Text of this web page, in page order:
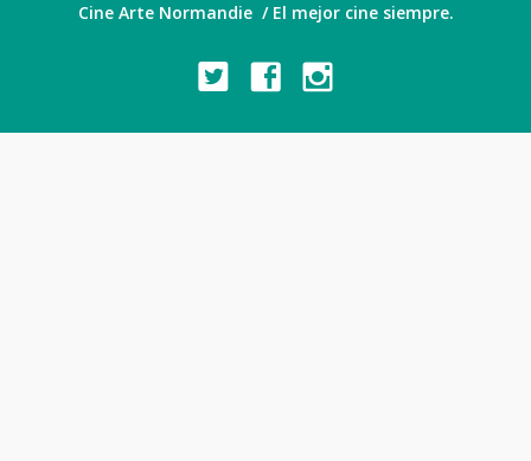
Cine Arte Normandie / El mejor cine siempre.